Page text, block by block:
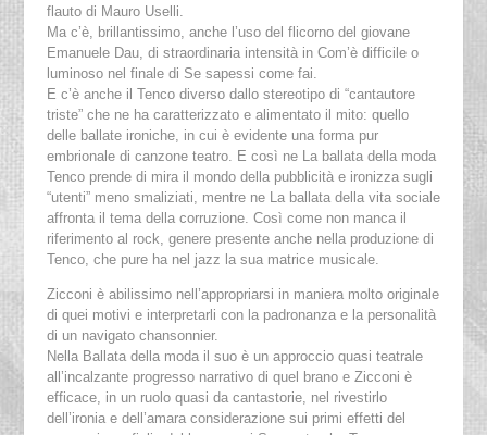
flauto di Mauro Uselli.
Ma c’è, brillantissimo, anche l’uso del flicorno del giovane
Emanuele Dau, di straordinaria intensità in Com’è difficile o
luminoso nel finale di Se sapessi come fai.
E c’è anche il Tenco diverso dallo stereotipo di “cantautore
triste” che ne ha caratterizzato e alimentato il mito: quello
delle ballate ironiche, in cui è evidente una forma pur
embrionale di canzone teatro. E così ne La ballata della moda
Tenco prende di mira il mondo della pubblicità e ironizza sugli
“utenti” meno smaliziati, mentre ne La ballata della vita sociale
affronta il tema della corruzione. Così come non manca il
riferimento al rock, genere presente anche nella produzione di
Tenco, che pure ha nel jazz la sua matrice musicale.
Zicconi è abilissimo nell’appropriarsi in maniera molto originale
di quei motivi e interpretarli con la padronanza e la personalità
di un navigato chansonnier.
Nella Ballata della moda il suo è un approccio quasi teatrale
all’incalzante progresso narrativo di quel brano e Zicconi è
efficace, in un ruolo quasi da cantastorie, nel rivestirlo
dell’ironia e dell’amara considerazione sui primi effetti del